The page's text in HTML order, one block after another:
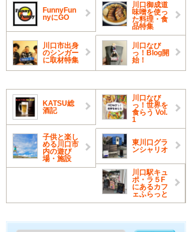
FunnyFun
nyにGO
川口御成道
味噌を使っ
た料理・食
品特集
川口市出身
のシンガー
に取材特集
川口なび
っ！Blog開
始！
KATSU総
酒記
川口なび
っ！世界を
食らう Vol.
1
子供と楽し
める川口市
内の遊び
場・施設
東川口グラ
ンシャリオ
川口駅キュ
ポ・ラ５F
にあるカフ
ェふらっと